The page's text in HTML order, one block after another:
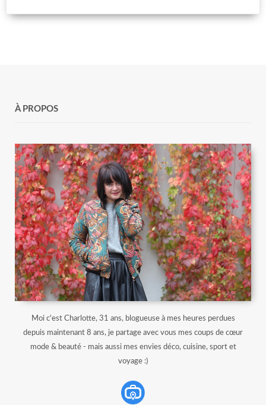
À PROPOS
Moi c'est Charlotte, 31 ans, blogueuse à mes heures perdues
depuis maintenant 8 ans, je partage avec vous mes coups de cœur
mode & beauté - mais aussi mes envies déco, cuisine, sport et
voyage :)